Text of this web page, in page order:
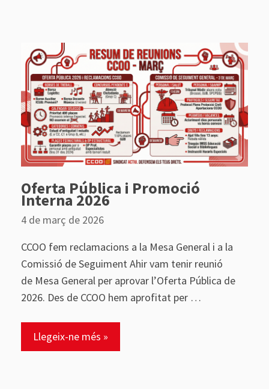
Oferta Pública i Promoció
Interna 2026
4 de març de 2026
CCOO fem reclamacions a la Mesa General i a la
Comissió de Seguiment Ahir vam tenir reunió
de Mesa General per aprovar l’Oferta Pública de
2026. Des de CCOO hem aprofitat per …
Llegeix-ne més »